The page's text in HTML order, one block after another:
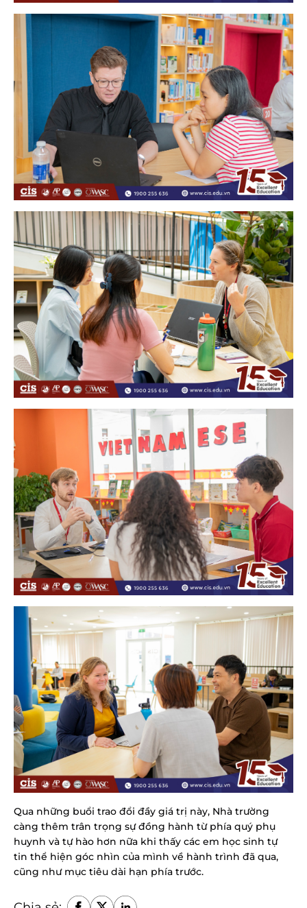
Qua những buổi trao đổi đầy giá trị này, Nhà trường
càng thêm trân trọng sự đồng hành từ phía quý phụ
huynh và tự hào hơn nữa khi thấy các em học sinh tự
tin thể hiện góc nhìn của mình về hành trình đã qua,
cũng như mục tiêu dài hạn phía trước.